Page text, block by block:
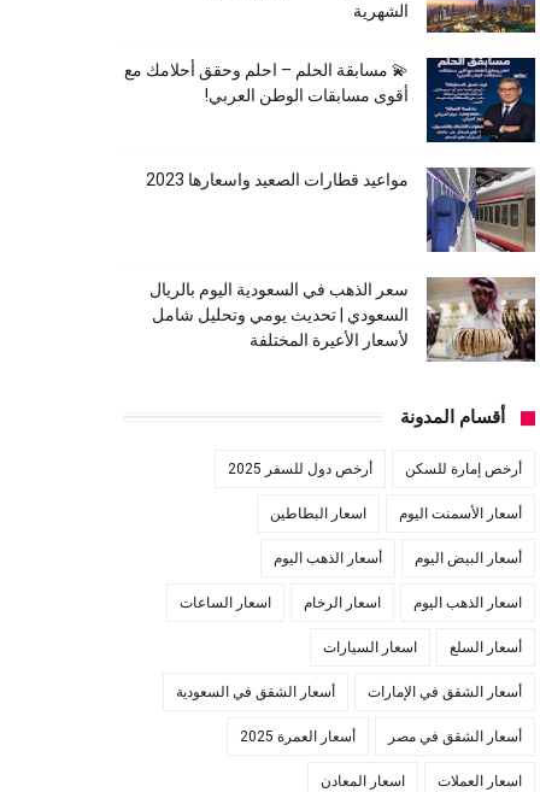
الشهرية
💫 مسابقة الحلم – احلم وحقق أحلامك مع
أقوى مسابقات الوطن العربي!
مواعيد قطارات الصعيد واسعارها 2023
سعر الذهب في السعودية اليوم بالريال
السعودي | تحديث يومي وتحليل شامل
لأسعار الأعيرة المختلفة
أقسام المدونة
أرخص إمارة للسكن أرخص دول للسفر 2025
أسعار الأسمنت اليوم اسعار البطاطين
أسعار البيض اليوم أسعار الذهب اليوم
اسعار الذهب اليوم اسعار الرخام اسعار الساعات
أسعار السلع اسعار السيارات
أسعار الشقق في الإمارات أسعار الشقق في السعودية
أسعار الشقق في مصر أسعار العمرة 2025
اسعار العملات اسعار المعادن